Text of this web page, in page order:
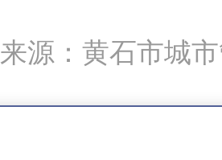
来源：黄石市城